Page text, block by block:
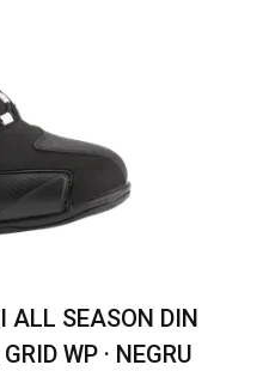
ALL SEASON DIN
WP · NEGRU